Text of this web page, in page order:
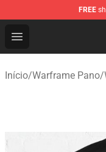
FREE
Open menu
Warframe Shop
Início/Warframe Pano/